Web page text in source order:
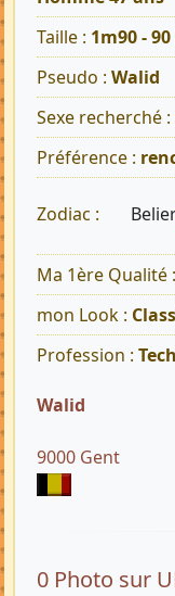
Taille : 1m90 - 90
Pseudo : Walid
Sexe recherché :
Préférence :
Zodiac :
Ma 1ère Qualité :
mon Look :
Profession :
Walid
9000 Gent
0 Photo sur